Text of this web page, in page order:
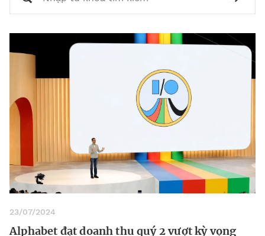
23/07/2024
Alphabet đạt doanh thu quý 2 vượt kỳ vọng